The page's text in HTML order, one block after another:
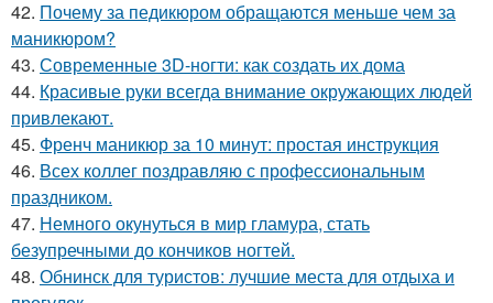
42. Почему за педикюром обращаются меньше чем за
маникюром?
43. Современные 3D-ногти: как создать их дома
44. Красивые руки всегда внимание окружающих людей
привлекают.
45. Френч маникюр за 10 минут: простая инструкция
46. Всех коллег поздравляю с профессиональным
праздником.
47. Немного окунуться в мир гламура, стать
безупречными до кончиков ногтей.
48. Обнинск для туристов: лучшие места для отдыха и